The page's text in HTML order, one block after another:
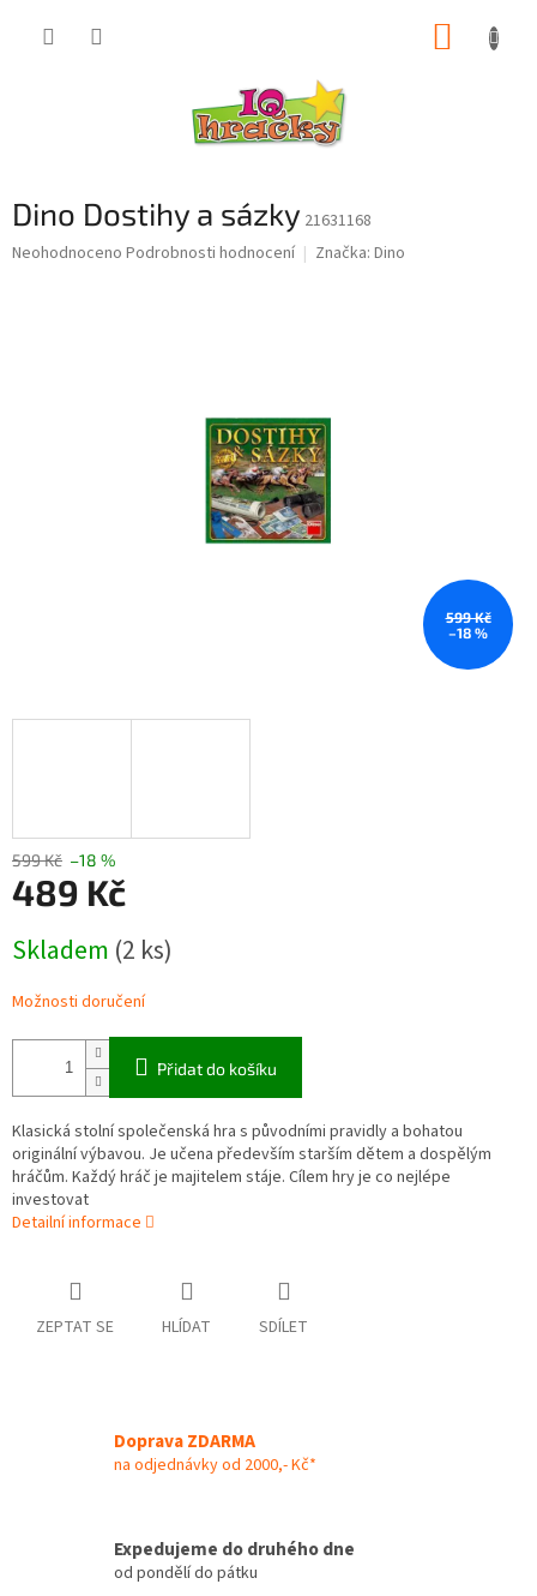
Dino Dostihy a sázky 21631168
Průměrné
Neohodnoceno Podrobnosti hodnocení Značka: Dino
599 Kč
–18 %
599 Kč –18 %
489 Kč
cena:
Skladem (2 ks)
Možnosti doručení
Přidat do košíku
Klasická stolní společenská hra s původními pravidly a bohatou
originální výbavou. Je učena především starším dětem a dospělým
hráčům. Každý hráč je majitelem stáje. Cílem hry je co nejlépe
investovat
Detailní informace
ZEPTAT SE HLÍDAT SDÍLET
Doprava ZDARMA
na odjednávky od 2000,- Kč*
Expedujeme do druhého dne
od pondělí do pátku